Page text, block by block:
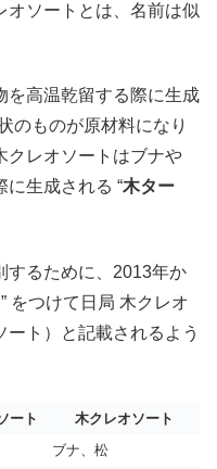
オソートとは、名前は似
を高温乾留する際に生成
のものが原材料になり
クレオソートはブナや
生成される “木ター
するために、2013年か
をつけて日局 木クレオ
ト）と記載されるよう
ート
木クレオソート
ブナ、松